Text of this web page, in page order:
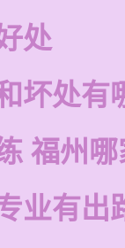
处
坏处有
福州
业有出